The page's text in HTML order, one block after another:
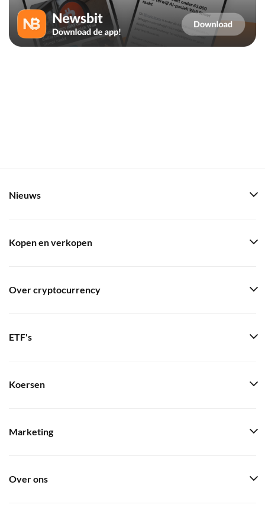
Nieuws
Kopen en verkopen
Over cryptocurrency
ETF's
Koersen
Marketing
Over ons